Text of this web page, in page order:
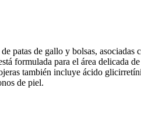
patas de gallo y bolsas,
formulada para el área delicada
también incluye ácido
de piel.